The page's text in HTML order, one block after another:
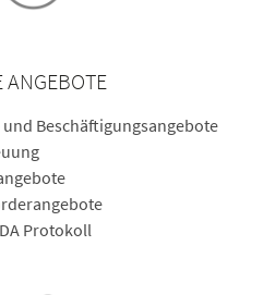
ANGEBOTE
Beschäftigungsangebote
Protokoll